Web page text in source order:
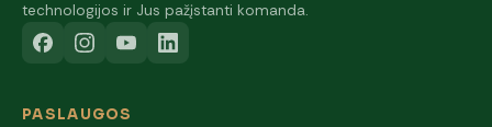
technologijos ir Jus pažįstanti komanda.
PASLAUGOS